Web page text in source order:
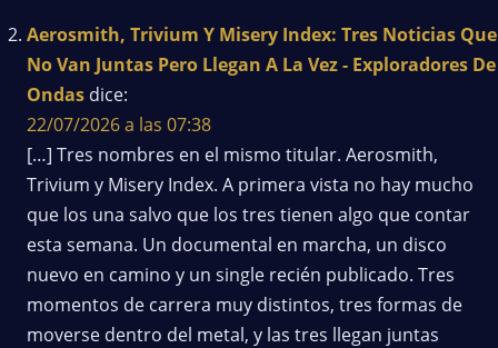
Aerosmith, Trivium Y Misery Index: Tres Noticias Que
No Van Juntas Pero Llegan A La Vez - Exploradores De
Ondas dice:
22/07/2026 a las 07:38
[…] Tres nombres en el mismo titular. Aerosmith,
Trivium y Misery Index. A primera vista no hay mucho
que los una salvo que los tres tienen algo que contar
esta semana. Un documental en marcha, un disco
nuevo en camino y un single recién publicado. Tres
momentos de carrera muy distintos, tres formas de
moverse dentro del metal, y las tres llegan juntas